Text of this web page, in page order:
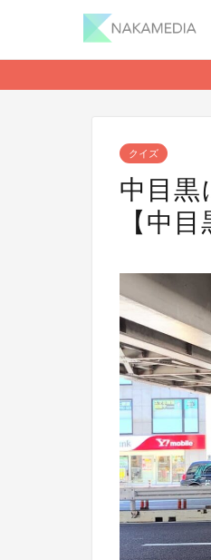
クイズ
中目黒
【中